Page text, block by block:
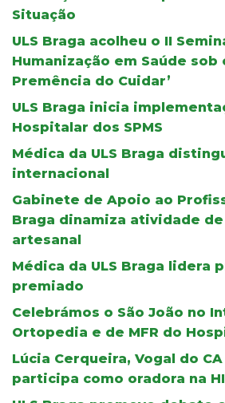
Situação
ULS Braga acolheu o II
Humanização em Saúde sob
Premência do Cuidar’
ULS Braga inicia
Hospitalar dos SPMS
Médica da ULS Braga
internacional
Gabinete de Apoio ao
Braga dinamiza atividade
artesanal
Médica da ULS Braga lidera
premiado
Celebrámos o São João no
Ortopedia e de MFR do
Lúcia Cerqueira, Vogal do CA
participa como oradora na